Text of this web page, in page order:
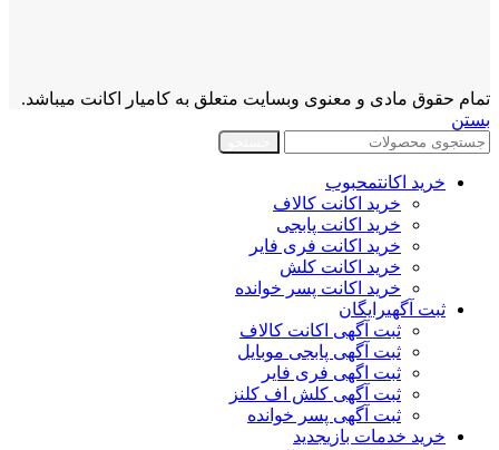
تمام حقوق مادی و معنوی وبسایت متعلق به کامیار اکانت میباشد.
بستن
خرید اکانتمحبوب
خرید اکانت کالاف
خرید اکانت پابجی
خرید اکانت فری فایر
خرید اکانت کلش
خرید اکانت پسر خوانده
ثبت آگهیرایگان
ثبت آگهی اکانت کالاف
ثبت آگهی پابجی موبایل
ثبت اگهی فری فایر
ثبت آگهی کلش اف کلنز
ثبت آگهی پسر خوانده
خرید خدمات بازیجدید